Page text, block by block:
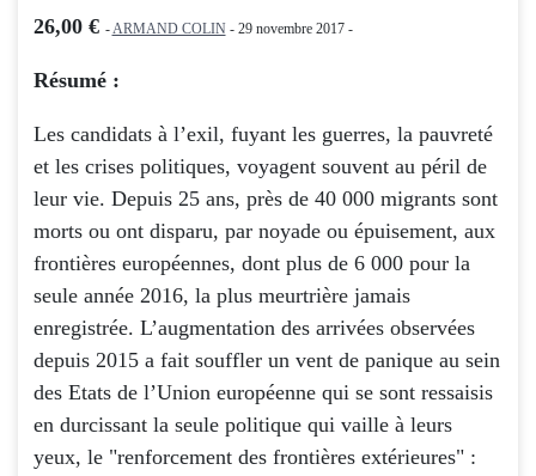
26,00 € -ARMAND COLIN- 29 novembre 2017 -
Résumé :
Les candidats à l’exil, fuyant les guerres, la pauvreté
et les crises politiques, voyagent souvent au péril de
leur vie. Depuis 25 ans, près de 40 000 migrants sont
morts ou ont disparu, par noyade ou épuisement, aux
frontières européennes, dont plus de 6 000 pour la
seule année 2016, la plus meurtrière jamais
enregistrée. L’augmentation des arrivées observées
depuis 2015 a fait souffler un vent de panique au sein
des Etats de l’Union européenne qui se sont ressaisis
en durcissant la seule politique qui vaille à leurs
yeux, le "renforcement des frontières extérieures" :